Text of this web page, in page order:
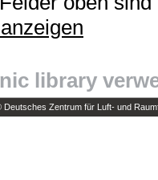
library
Zentrum für Luft- und